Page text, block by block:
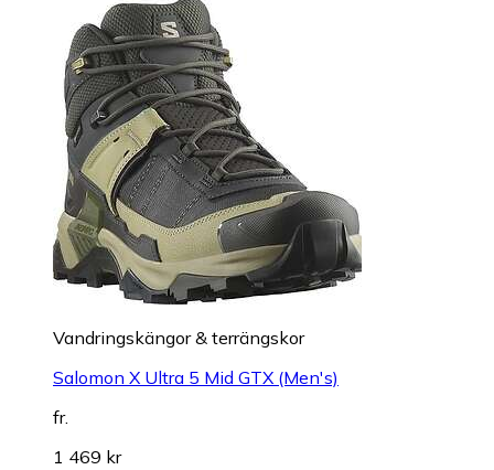
Vandringskängor & terrängskor
Salomon X Ultra 5 Mid GTX (Men's)
fr.
1 469 kr